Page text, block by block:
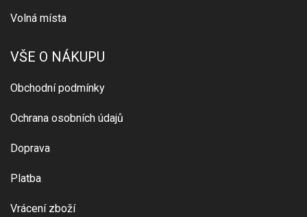
Volná místa
VŠE O NÁKUPU
Obchodní podmínky
Ochrana osobních údajů
Doprava
Platba
Vrácení zboží